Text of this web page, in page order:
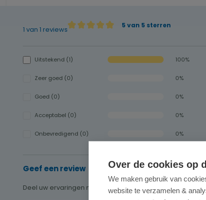
1 van 1 reviews 5 van 5 sterren
Uitstekend (1) 100%
Zeer goed (0) 0%
Goed (0) 0%
Acceptabel (0) 0%
Onbevredigend (0) 0%
Geef een review
Deel uw ervaringen met andere klanten.
Over de cookies op
We maken gebruik van
website te verzamelen &